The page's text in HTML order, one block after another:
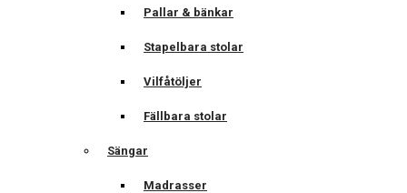
Pallar & bänkar
Stapelbara stolar
Vilfåtöljer
Fällbara stolar
Sängar
Madrasser